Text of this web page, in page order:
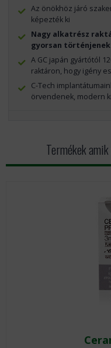
Az önökhöz járó
képezték ki
Nagy alkatrész
gyorsan történjenek
A GC japán gyártótól
raktáron, hogy igény
C-Tech
örvendenek, modern
Termékek